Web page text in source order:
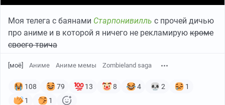
Моя телега с баянами Старпонивилль с прочей дичью
про аниме и в которой я ничего не рекламирую кроме
своего твича
[моё] Аниме Аниме мемы Zombieland saga
108 79 13 8 4 2
1
1
1